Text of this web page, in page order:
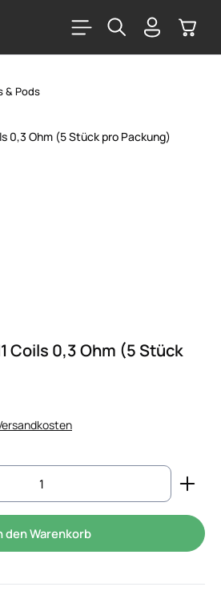
& Pods
Coils 0,3 Ohm (5 Stück
den gewünschten Wert
den Warenkorb